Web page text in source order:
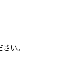
い。